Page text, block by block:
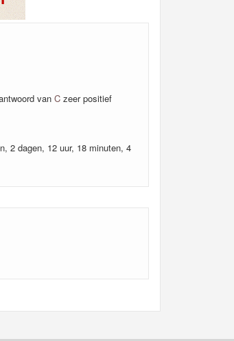
van C zeer positief
2 dagen, 12 uur, 18 minuten, 4